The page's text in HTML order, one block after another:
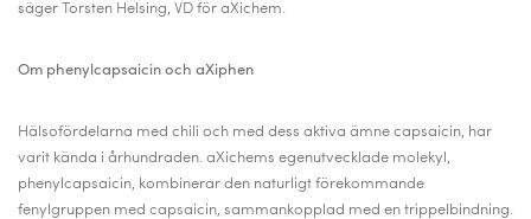
säger Torsten Helsing, VD för aXichem.
Om phenylcapsaicin och aXiphen
Hälsofördelarna med chili och med dess aktiva ämne capsaicin, har
varit kända i århundraden. aXichems egenutvecklade molekyl,
phenylcapsaicin, kombinerar den naturligt förekommande
fenylgruppen med capsaicin, sammankopplad med en trippelbindning.